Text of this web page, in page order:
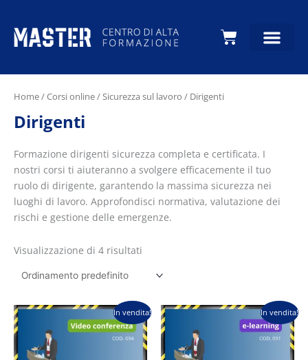
Carrello
Home/Corsi online/Sicurezza sul lavoro / Dirigenti
Dirigenti
Formazione dirigenti sicurezza completa e certificata. I
nostri corsi ti aiuteranno a svolgere efficacemente il tuo
ruolo di dirigente, garantendo la massima sicurezza nei
luoghi di lavoro. Approfondisci normativa, valutazione dei
rischi e gestione delle emergenze.
Visualizzazione di 4 risultati
In vendita!
Il
prezzo
originale
era:
€150,00.
Il
prezzo
attuale
In vendita!
Il
originale
era:
€250,00.
Il
prezzo
attuale